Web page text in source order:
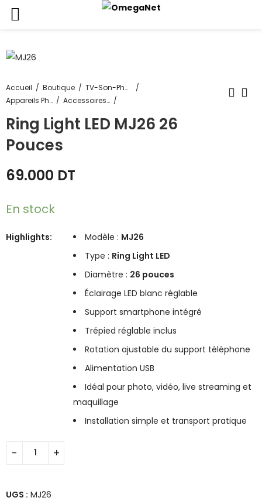
Accueil Boutique
TV-Son-Photos
Appareils Photos
Accessoires Pour Appareils Photos
Ring Light LED MJ26 26
Pouces
69.000 DT
En stock
Highlights: Modèle : MJ26
Type : Ring Light LED
Diamètre : 26 pouces
Éclairage LED blanc réglable
Support smartphone intégré
Trépied réglable inclus
Rotation ajustable du support téléphone
Alimentation USB
Idéal pour photo, vidéo, live streaming et
maquillage
Installation simple et transport pratique
UGS : MJ26